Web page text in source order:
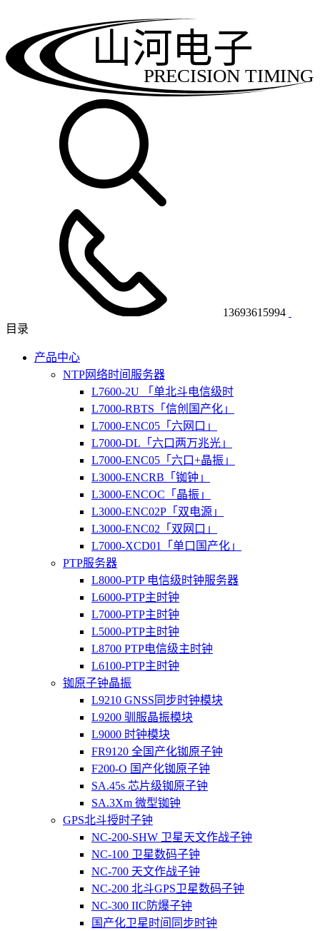
PRECISION TIMING
山河电子
13693615994
目录
产品中心
NTP网络时间服务器
L7600-2U 「单北斗电信级时
L7000-RBTS「信创国产化」
L7000-ENC05「六网口」
L7000-DL「六口两万兆光」
L7000-ENC05「六口+晶振」
L3000-ENCRB「铷钟」
L3000-ENCOC「晶振」
L3000-ENC02P「双电源」
L3000-ENC02「双网口」
L7000-XCD01「单口国产化」
PTP服务器
L8000-PTP 电信级时钟服务器
L6000-PTP主时钟
L7000-PTP主时钟
L5000-PTP主时钟
L8700 PTP电信级主时钟
L6100-PTP主时钟
铷原子钟晶振
L9210 GNSS同步时钟模块
L9200 驯服晶振模块
L9000 时钟模块
FR9120 全国产化铷原子钟
F200-O 国产化铷原子钟
SA.45s 芯片级铷原子钟
SA.3Xm 微型铷钟
GPS北斗授时子钟
NC-200-SHW 卫星天文作战子钟
NC-100 卫星数码子钟
NC-700 天文作战子钟
NC-200 北斗GPS卫星数码子钟
NC-300 IIC防爆子钟
国产化卫星时间同步时钟